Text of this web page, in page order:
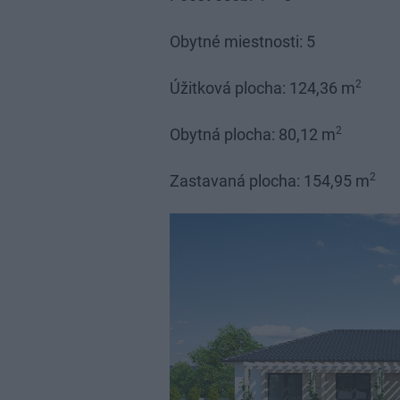
Obytné miestnosti: 5
Úžitková plocha: 124,36 m2
Obytná plocha: 80,12 m2
Zastavaná plocha: 154,95 m2